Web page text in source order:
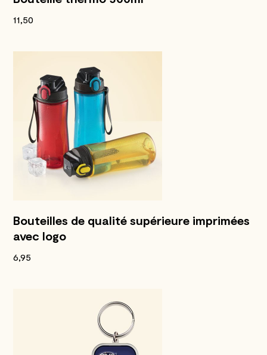
11,50
Bouteilles de qualité supérieure imprimées
avec logo
6,95